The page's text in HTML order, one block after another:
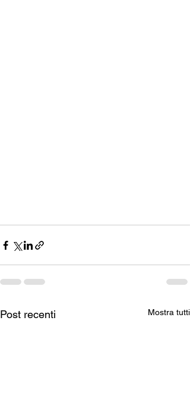
Post recenti Mostra tutti